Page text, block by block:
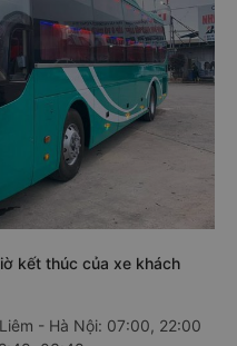
kết thúc của xe khách
- Hà Nội: 07:00, 22:00